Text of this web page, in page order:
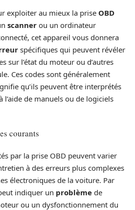
exploiter au mieux la prise OBD
scanner ou un ordinateur
cet appareil vous donnera
spécifiques qui peuvent révéler
sur l’état du moteur ou d’autres
Ces codes sont généralement
qu’ils peuvent être interprétés
de manuels ou de logiciels
courants
par la prise OBD peuvent varier
à des erreurs plus complexes
électroniques de la voiture. Par
indiquer un problème de
ou un dysfonctionnement du